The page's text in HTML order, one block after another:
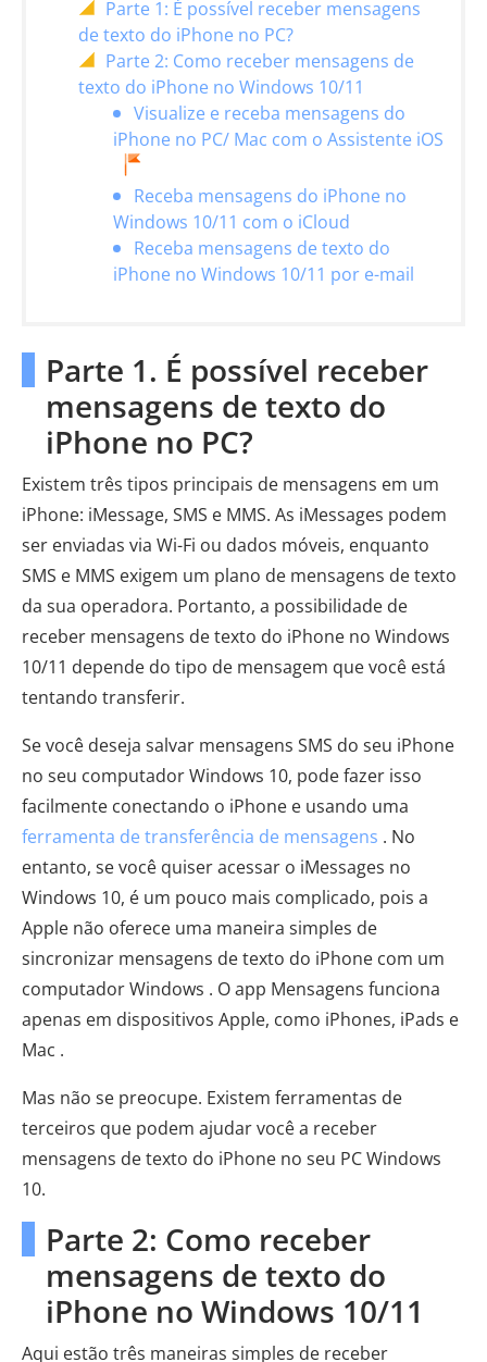
Parte 1: É possível receber mensagens
de texto do iPhone no PC?
Parte 2: Como receber mensagens de
texto do iPhone no Windows 10/11
Visualize e receba mensagens do
iPhone no PC/ Mac com o Assistente iOS
Receba mensagens do iPhone no
Windows 10/11 com o iCloud
Receba mensagens de texto do
iPhone no Windows 10/11 por e-mail
Parte 1. É possível receber
mensagens de texto do
iPhone no PC?
Existem três tipos principais de mensagens em um
iPhone: iMessage, SMS e MMS. As iMessages podem
ser enviadas via Wi-Fi ou dados móveis, enquanto
SMS e MMS exigem um plano de mensagens de texto
da sua operadora. Portanto, a possibilidade de
receber mensagens de texto do iPhone no Windows
10/11 depende do tipo de mensagem que você está
tentando transferir.
Se você deseja salvar mensagens SMS do seu iPhone
no seu computador Windows 10, pode fazer isso
facilmente conectando o iPhone e usando uma
ferramenta de transferência de mensagens . No
entanto, se você quiser acessar o iMessages no
Windows 10, é um pouco mais complicado, pois a
Apple não oferece uma maneira simples de
sincronizar mensagens de texto do iPhone com um
computador Windows . O app Mensagens funciona
apenas em dispositivos Apple, como iPhones, iPads e
Mac .
Mas não se preocupe. Existem ferramentas de
terceiros que podem ajudar você a receber
mensagens de texto do iPhone no seu PC Windows
10.
Parte 2: Como receber
mensagens de texto do
iPhone no Windows 10/11
Aqui estão três maneiras simples de receber